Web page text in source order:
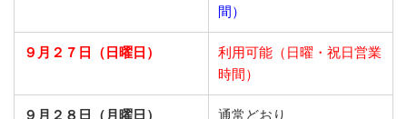
間）
９月２７日（日曜日）
利用可能（日曜・祝日営業
時間）
９月２８日（月曜日） 通常どおり